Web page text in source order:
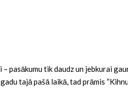
pasākumu tik daudz un jebkurai
tajā pašā laikā, tad prāmis